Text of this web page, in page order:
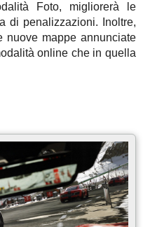
Foto, migliorerà le
di penalizzazioni. Inoltre,
nuove mappe annunciate
online che in quella